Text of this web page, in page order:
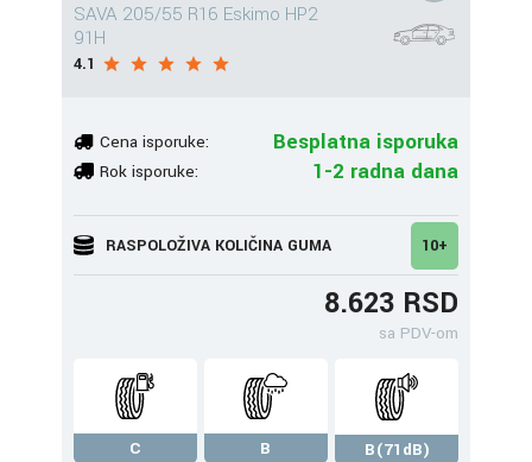
SAVA 205/55 R16 Eskimo HP2
91H
4.1
Cena isporuke: Besplatna isporuka
Rok isporuke: 1-2 radna dana
RASPOLOŽIVA KOLIČINA GUMA 10+
8.623 RSD
sa PDV-om
C B
B(71dB)